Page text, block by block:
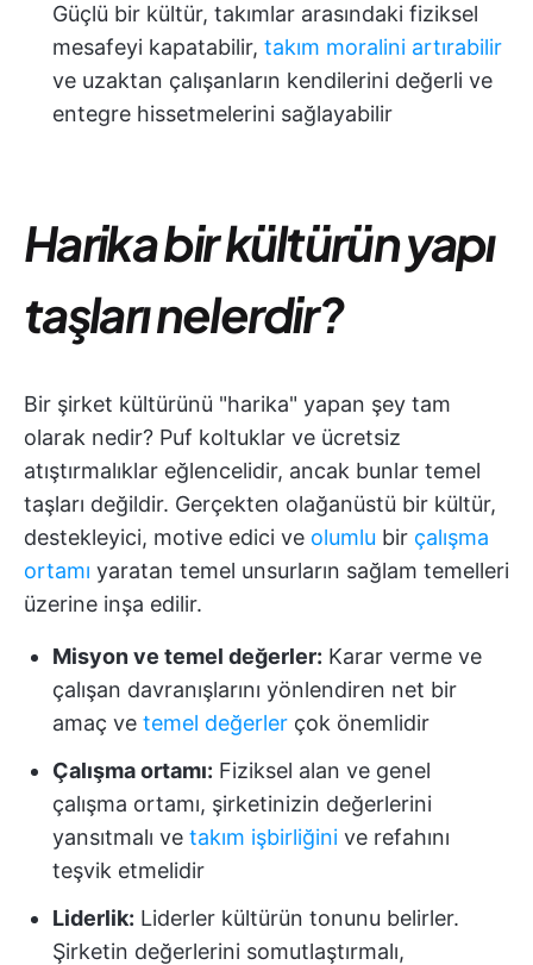
Güçlü bir kültür, takımlar arasındaki fiziksel
mesafeyi kapatabilir, takım moralini artırabilir
ve uzaktan çalışanların kendilerini değerli ve
entegre hissetmelerini sağlayabilir
Harika bir kültürün yapı
taşları nelerdir?
Bir şirket kültürünü "harika" yapan şey tam
olarak nedir? Puf koltuklar ve ücretsiz
atıştırmalıklar eğlencelidir, ancak bunlar temel
taşları değildir. Gerçekten olağanüstü bir kültür,
destekleyici, motive edici ve olumlu bir çalışma
ortamı yaratan temel unsurların sağlam temelleri
üzerine inşa edilir.
Misyon ve temel değerler: Karar verme ve
çalışan davranışlarını yönlendiren net bir
amaç ve temel değerler çok önemlidir
Çalışma ortamı: Fiziksel alan ve genel
çalışma ortamı, şirketinizin değerlerini
yansıtmalı ve takım işbirliğini ve refahını
teşvik etmelidir
Liderlik: Liderler kültürün tonunu belirler.
Şirketin değerlerini somutlaştırmalı,